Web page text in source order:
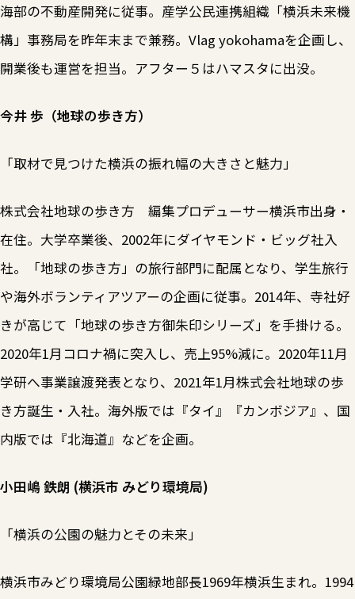
海部の不動産開発に従事。産学公民連携組織「横浜未来機
構」事務局を昨年末まで兼務。Vlag yokohamaを企画し、
開業後も運営を担当。アフター５はハマスタに出没。
今井 歩（地球の歩き方）
「取材で見つけた横浜の振れ幅の大きさと魅力」
株式会社地球の歩き方 編集プロデューサー横浜市出身・
在住。大学卒業後、2002年にダイヤモンド・ビッグ社入
社。「地球の歩き方」の旅行部門に配属となり、学生旅行
や海外ボランティアツアーの企画に従事。2014年、寺社好
きが高じて「地球の歩き方御朱印シリーズ」を手掛ける。
2020年1月コロナ禍に突入し、売上95%減に。2020年11月
学研へ事業譲渡発表となり、2021年1月株式会社地球の歩
き方誕生・入社。海外版では『タイ』『カンボジア』、国
内版では『北海道』などを企画。
小田嶋 鉄朗 (横浜市 みどり環境局)
「横浜の公園の魅力とその未来」
横浜市みどり環境局公園緑地部長1969年横浜生まれ。1994